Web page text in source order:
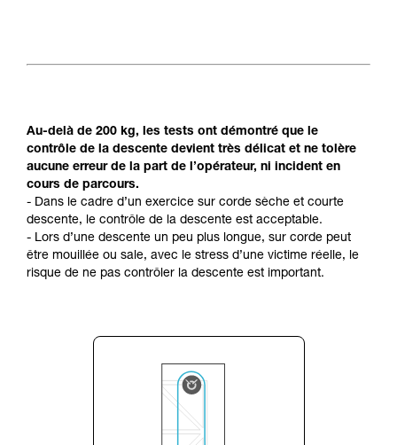
Au-delà de 200 kg, les tests ont démontré que le
contrôle de la descente devient très délicat et ne tolère
aucune erreur de la part de l’opérateur, ni incident en
cours de parcours.
- Dans le cadre d’un exercice sur corde sèche et courte
descente, le contrôle de la descente est acceptable.
- Lors d’une descente un peu plus longue, sur corde peut
être mouillée ou sale, avec le stress d’une victime réelle, le
risque de ne pas contrôler la descente est important.